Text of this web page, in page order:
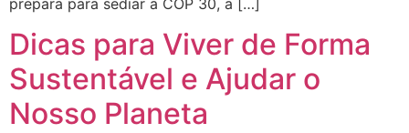
Dicas para Viver de Forma
Sustentável e Ajudar o
Nosso Planeta